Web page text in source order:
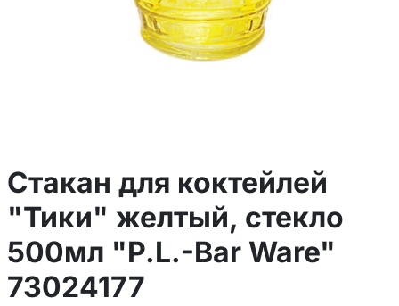
Стакан для коктейлей
"Тики" желтый, стекло
500мл "P.L.-Bar Ware"
73024177